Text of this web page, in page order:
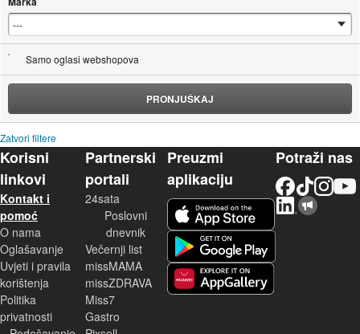
Samo oglasi webshopova
PRONJUŠKAJ
Zatvori filtere
Korisni
linkovi
Kontakt i
pomoć
O nama
Oglašavanje
Uvjeti i pravila
korištenja
Politika
privatnosti
Partnerski
portali
24sata
Poslovni
dnevnik
Večernji list
missMAMA
missZDRAVA
Miss7
Gastro
Preuzmi
aplikaciju
Potraži nas